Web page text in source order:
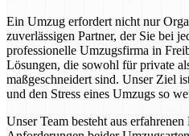
Ein Umzug erfordert nicht nur
zuverlässigen Partner, der Sie bei
professionelle Umzugsfirma in
Lösungen, die sowohl für private
maßgeschneidert sind. Unser Ziel
und den Stress eines Umzugs so
Unser Team besteht aus